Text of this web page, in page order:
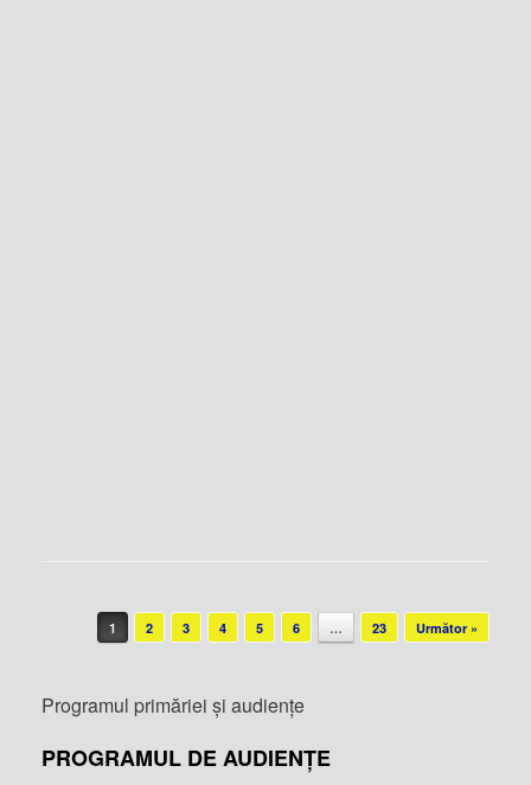
Post navigation
1 2 3 4 5 6 … 23 Următor »
Programul primăriei și audiențe
PROGRAMUL DE AUDIENȚE